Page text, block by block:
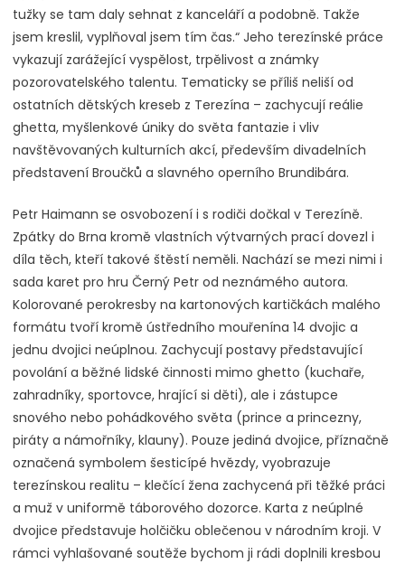
tužky se tam daly sehnat z kanceláří a podobně. Takže
jsem kreslil, vyplňoval jsem tím čas.“ Jeho terezínské práce
vykazují zarážející vyspělost, trpělivost a známky
pozorovatelského talentu. Tematicky se příliš neliší od
ostatních dětských kreseb z Terezína – zachycují reálie
ghetta, myšlenkové úniky do světa fantazie i vliv
navštěvovaných kulturních akcí, především divadelních
představení Broučků a slavného operního Brundibára.
Petr Haimann se osvobození i s rodiči dočkal v Terezíně.
Zpátky do Brna kromě vlastních výtvarných prací dovezl i
díla těch, kteří takové štěstí neměli. Nachází se mezi nimi i
sada karet pro hru Černý Petr od neznámého autora.
Kolorované perokresby na kartonových kartičkách malého
formátu tvoří kromě ústředního mouřenína 14 dvojic a
jednu dvojici neúplnou. Zachycují postavy představující
povolání a běžné lidské činnosti mimo ghetto (kuchaře,
zahradníky, sportovce, hrající si děti), ale i zástupce
snového nebo pohádkového světa (prince a princezny,
piráty a námořníky, klauny). Pouze jediná dvojice, příznačně
označená symbolem šesticípé hvězdy, vyobrazuje
terezínskou realitu – klečící žena zachycená při těžké práci
a muž v uniformě táborového dozorce. Karta z neúplné
dvojice představuje holčičku oblečenou v národním kroji. V
rámci vyhlašované soutěže bychom ji rádi doplnili kresbou